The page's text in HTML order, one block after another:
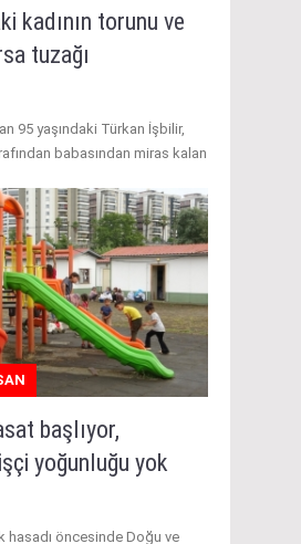
kadının torunu ve
tuzağı
95 yaşındaki Türkan İşbilir,
babasından miras kalan
başlıyor,
yoğunluğu yok
hasadı öncesinde Doğu ve